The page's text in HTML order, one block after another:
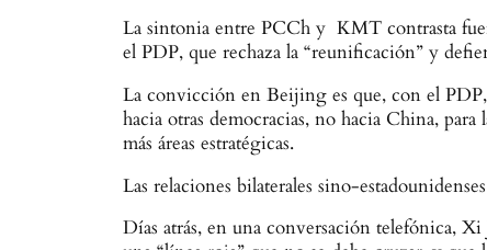
La sintonia entre PCCh y KMT contrasta
el PDP, que rechaza la “reunificación” y
La convicción en Beijing es que, con el
hacia otras democracias, no hacia China,
más áreas estratégicas.
Las relaciones bilaterales sino-
Días atrás, en una conversación telefónica,